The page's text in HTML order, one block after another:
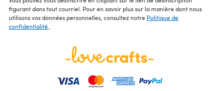
figurant dans tout courriel. Pour en savoir plus sur la manière dont nous
utilisons vos données personnelles, consultez notre Politique de
confidentialité